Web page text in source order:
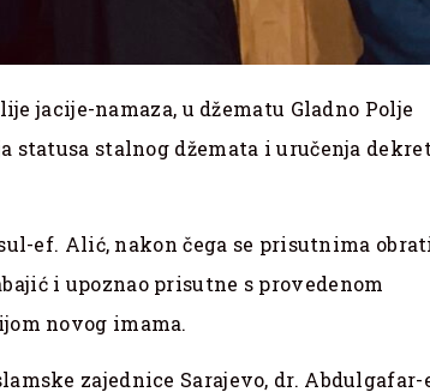
jacije-namaza, u džematu Gladno Polje
statusa stalnog džemata i uručenja
ef. Alić, nakon čega se prisutnima
i upoznao prisutne s provedenom
novog imama.
zajednice Sarajevo, dr. Abdulgafar-